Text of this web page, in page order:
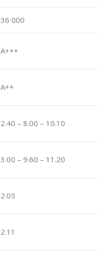
36 000
А+++
А++
2.40 – 8.00 – 10.10
3.00 – 9.60 – 11.20
2.05
2.11